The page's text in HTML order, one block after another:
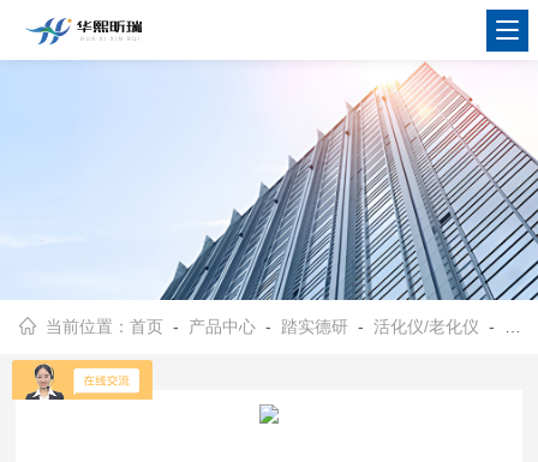
当前位置：首页 - 产品中心 - 踏实德研 -活化仪/老化仪 - BHT-10型活化仪 10位吸附管活化前处理设备